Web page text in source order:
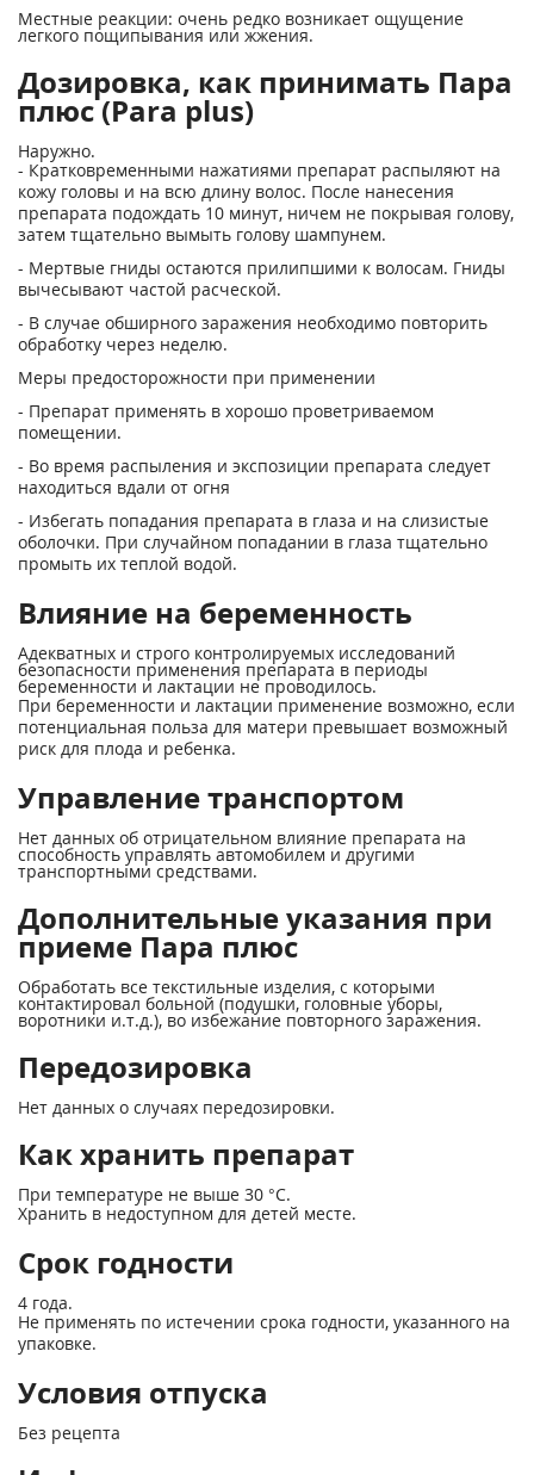
Местные реакции: очень редко возникает ощущение
легкого пощипывания или жжения.
Дозировка, как принимать Пара
плюс (Para plus)
Наружно.
- Кратковременными нажатиями препарат распыляют на
кожу головы и на всю длину волос. После нанесения
препарата подождать 10 минут, ничем не покрывая голову,
затем тщательно вымыть голову шампунем.
- Мертвые гниды остаются прилипшими к волосам. Гниды
вычесывают частой расческой.
- В случае обширного заражения необходимо повторить
обработку через неделю.
Меры предосторожности при применении
- Препарат применять в хорошо проветриваемом
помещении.
- Во время распыления и экспозиции препарата следует
находиться вдали от огня
- Избегать попадания препарата в глаза и на слизистые
оболочки. При случайном попадании в глаза тщательно
промыть их теплой водой.
Влияние на беременность
Адекватных и строго контролируемых исследований
безопасности применения препарата в периоды
беременности и лактации не проводилось.
При беременности и лактации применение возможно, если
потенциальная польза для матери превышает возможный
риск для плода и ребенка.
Управление транспортом
Нет данных об отрицательном влияние препарата на
способность управлять автомобилем и другими
транспортными средствами.
Дополнительные указания при
приеме Пара плюс
Обработать все текстильные изделия, с которыми
контактировал больной (подушки, головные уборы,
воротники и.т.д.), во избежание повторного заражения.
Передозировка
Нет данных о случаях передозировки.
Как хранить препарат
При температуре не выше 30 °С.
Хранить в недоступном для детей месте.
Срок годности
4 года.
Не применять по истечении срока годности, указанного на
упаковке.
Условия отпуска
Без рецепта